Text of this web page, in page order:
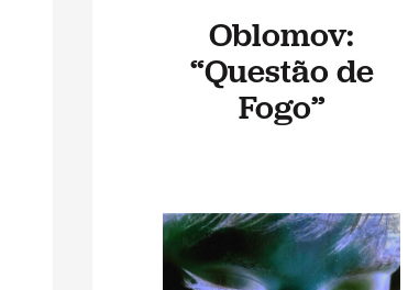
Oblomov:
“Questão de
Fogo”